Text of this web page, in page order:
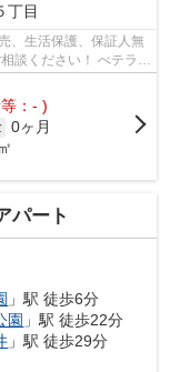
丁目
、生活保護、保証人無
談ください！ べテラン
：- )
0ヶ月
パート
」駅 徒歩6分
園 」駅 徒歩22分
」駅 徒歩29分